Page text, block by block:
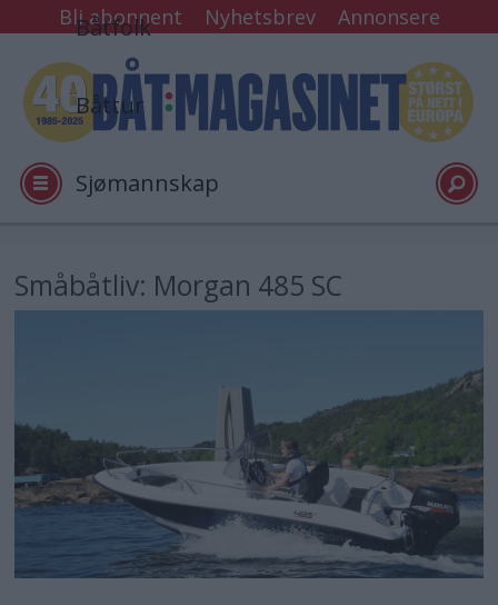
Bli abonnent Nyhetsbrev Annonsere
Båtfolk
Båttur
Sjømannskap
Logg inn
Småbåtliv: Morgan 485 SC